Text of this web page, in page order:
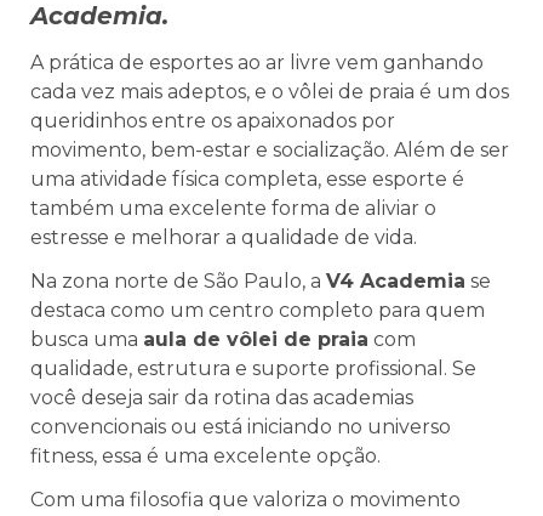
Academia.
A prática de esportes ao ar livre vem ganhando
cada vez mais adeptos, e o vôlei de praia é um dos
queridinhos entre os apaixonados por
movimento, bem-estar e socialização. Além de ser
uma atividade física completa, esse esporte é
também uma excelente forma de aliviar o
estresse e melhorar a qualidade de vida.
Na zona norte de São Paulo, a V4 Academia se
destaca como um centro completo para quem
busca uma aula de vôlei de praia com
qualidade, estrutura e suporte profissional. Se
você deseja sair da rotina das academias
convencionais ou está iniciando no universo
fitness, essa é uma excelente opção.
Com uma filosofia que valoriza o movimento